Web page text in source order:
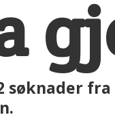
søknader